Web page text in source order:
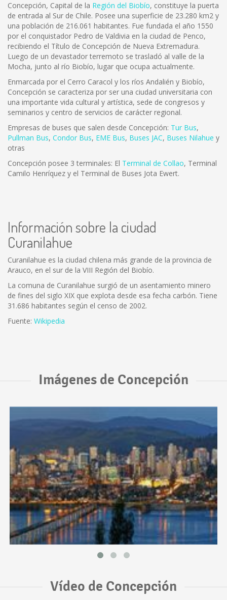
Concepción, Capital de la Región del Biobío, constituye la puerta
de entrada al Sur de Chile. Posee una superficie de 23.280 km2 y
una población de 216.061 habitantes. Fue fundada el año 1550
por el conquistador Pedro de Valdivia en la ciudad de Penco,
recibiendo el Título de Concepción de Nueva Extremadura.
Luego de un devastador terremoto se trasladó al valle de la
Mocha, junto al río Biobío, lugar que ocupa actualmente.
Enmarcada por el Cerro Caracol y los ríos Andalién y Biobío,
Concepción se caracteriza por ser una ciudad universitaria con
una importante vida cultural y artística, sede de congresos y
seminarios y centro de servicios de carácter regional.
Empresas de buses que salen desde Concepción: Tur Bus,
Pullman Bus, Condor Bus, EME Bus, Buses JAC, Buses Nilahue y
otras
Concepción posee 3 terminales: El Terminal de Collao, Terminal
Camilo Henríquez y el Terminal de Buses Jota Ewert.
Información sobre la ciudad
Curanilahue
Curanilahue es la ciudad chilena más grande de la provincia de
Arauco, en el sur de la VIII Región del Biobío.
La comuna de Curanilahue surgió de un asentamiento minero
de fines del siglo XIX que explota desde esa fecha carbón. Tiene
31.686 habitantes según el censo de 2002.
Fuente: Wikipedia
Imágenes de Concepción
Vídeo de Concepción